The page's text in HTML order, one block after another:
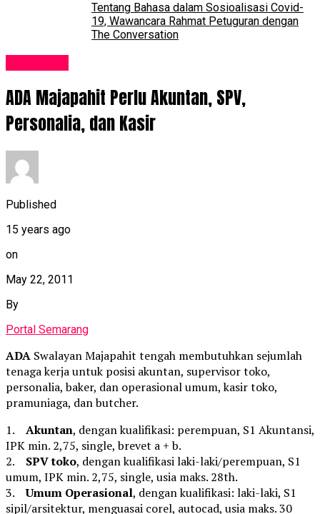
Tentang Bahasa dalam Sosioalisasi Covid-
19, Wawancara Rahmat Petuguran dengan
The Conversation
ADA Majapahit Perlu Akuntan, SPV,
Personalia, dan Kasir
Published
15 years ago
on
May 22, 2011
By
Portal Semarang
ADA Swalayan Majapahit tengah membutuhkan sejumlah
tenaga kerja untuk posisi akuntan, supervisor toko,
personalia, baker, dan operasional umum, kasir toko,
pramuniaga, dan butcher.
1. Akuntan, dengan kualifikasi: perempuan, S1 Akuntansi,
IPK min. 2,75, single, brevet a + b.
2. SPV toko, dengan kualifikasi laki-laki/perempuan, S1
umum, IPK min. 2,75, single, usia maks. 28th.
3.Umum Operasional, dengan kualifikasi: laki-laki, S1
sipil/arsitektur, menguasai corel, autocad, usia maks. 30